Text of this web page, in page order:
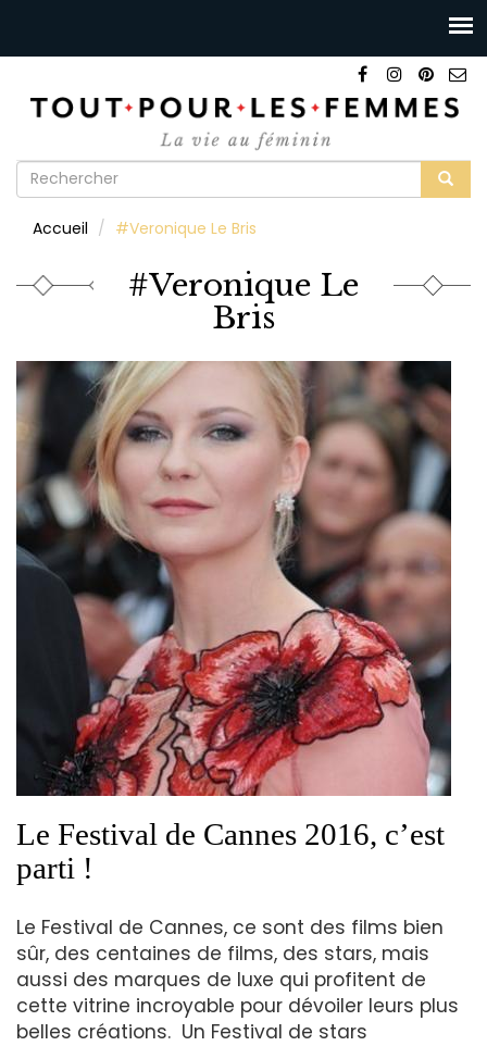
Formulaire
recherche
Accueil #Veronique Le Bris
#Veronique Le
Bris
Le Festival de Cannes 2016, c’est
parti !
Le Festival de Cannes, ce sont des films bien
sûr, des centaines de films, des stars, mais
aussi des marques de luxe qui profitent de
cette vitrine incroyable pour dévoiler leurs plus
belles créations. Un Festival de stars